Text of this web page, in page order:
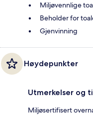
Miljøvennlige
Beholder for
Gjenvinning
Høydepunkter
Utmerkelser og
Miljøsertifisert